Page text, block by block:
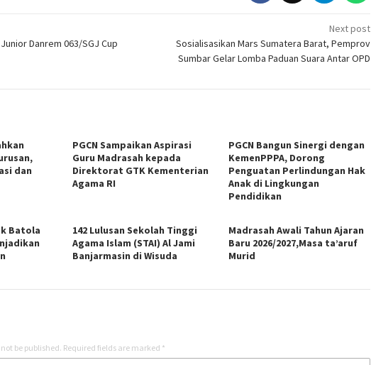
Danrem 063/SGJ Cup
Next post
Sosialisasikan Mars Sumatera Barat, Pemprov
Sumbar Gelar Lomba Paduan Suara Antar OPD
dan
PGCN Sampaikan Aspirasi
Guru Madrasah kepada
Direktorat GTK Kementerian
Agama RI
PGCN Bangun Sinergi dengan
KemenPPPA, Dorong
Penguatan Perlindungan Hak
Anak di Lingkungan
Pendidikan
Batola
142 Lulusan Sekolah Tinggi
Agama Islam (STAI) Al Jami
Banjarmasin di Wisuda
Madrasah Awali Tahun Ajaran
Baru 2026/2027,Masa ta’aruf
Murid
be published. Required fields are marked *